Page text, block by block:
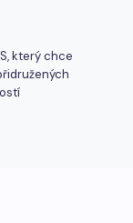
který chce